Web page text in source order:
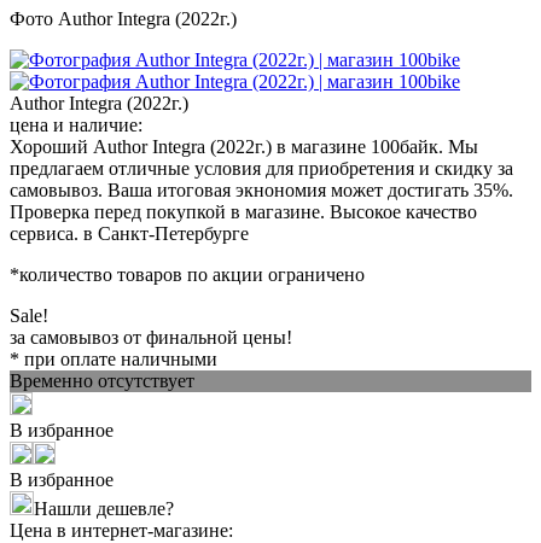
Фото Author Integra (2022г.)
Author Integra (2022г.)
цена и наличие:
Хороший Author Integra (2022г.) в магазине 100байк. Мы
предлагаем отличные условия для приобретения и скидку за
самовывоз. Ваша итоговая экнономия может достигать 35%.
Проверка перед покупкой в магазине. Высокое качество
сервиса. в Санкт-Петербурге
*количество товаров по акции ограничено
Sale!
за самовывоз от финальной цены!
* при оплате наличными
Временно отсутствует
В избранное
В избранное
Нашли дешевле?
Цена в интернет-магазине: